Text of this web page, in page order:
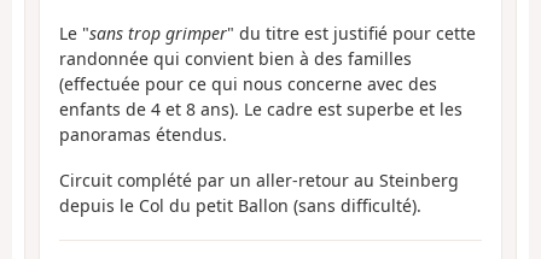
Le "sans trop grimper" du titre est justifié pour cette
randonnée qui convient bien à des familles
(effectuée pour ce qui nous concerne avec des
enfants de 4 et 8 ans). Le cadre est superbe et les
panoramas étendus.
Circuit complété par un aller-retour au Steinberg
depuis le Col du petit Ballon (sans difficulté).